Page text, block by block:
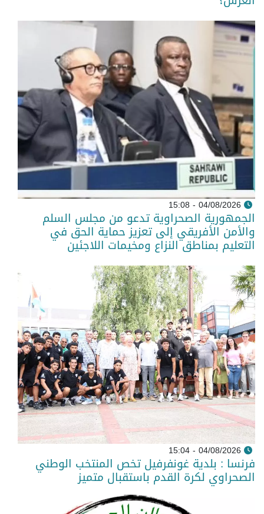
04/08/2026 - 15:08
الجمهورية الصحراوية تدعو من مجلس السلم
والأمن الأفريقي إلى تعزيز حماية الحق في
التعليم بمناطق النزاع ومخيمات اللاجئين
04/08/2026 - 15:04
فرنسا : بلدية غونفرفيل تخص المنتخب الوطني
الصحراوي لكرة القدم باستقبال متميز